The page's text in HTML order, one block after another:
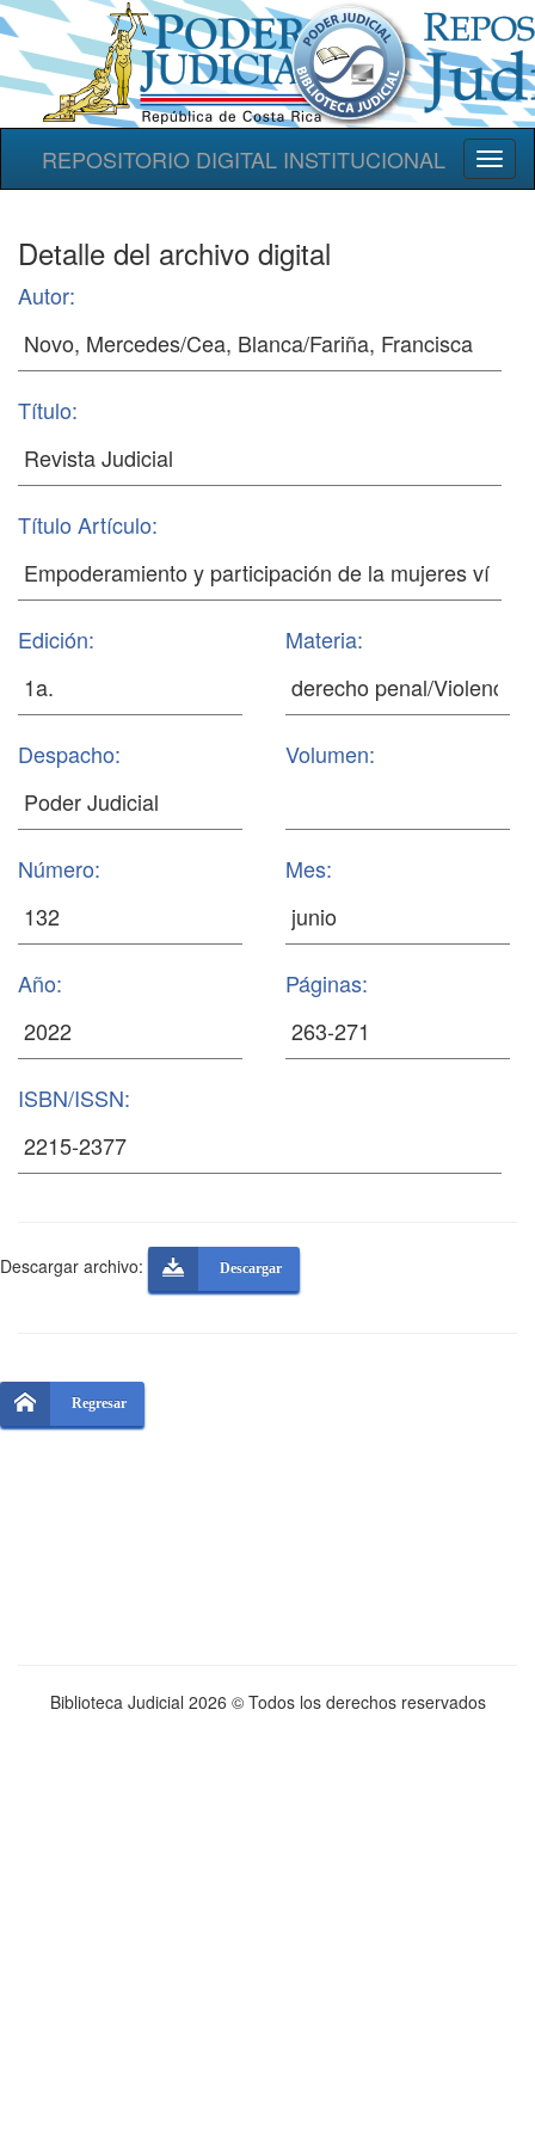
REPOSITORIO DIGITAL INSTITUCIONAL
Detalle del archivo digital
Autor:
Título:
Título Artículo:
Edición: Materia:
Despacho: Volumen:
Número: Mes:
Año: Páginas:
ISBN/ISSN:
Descargar archivo: Descargar
Regresar
Biblioteca Judicial 2026 © Todos los derechos reservados